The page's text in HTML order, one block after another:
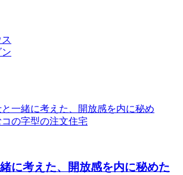
に考えた、開放感を内に秘めた